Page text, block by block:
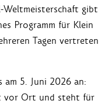
Weltmeisterschaft gibt
Programm für Klein
Tagen vertreten
5. Juni 2026 an:
vor Ort und steht für